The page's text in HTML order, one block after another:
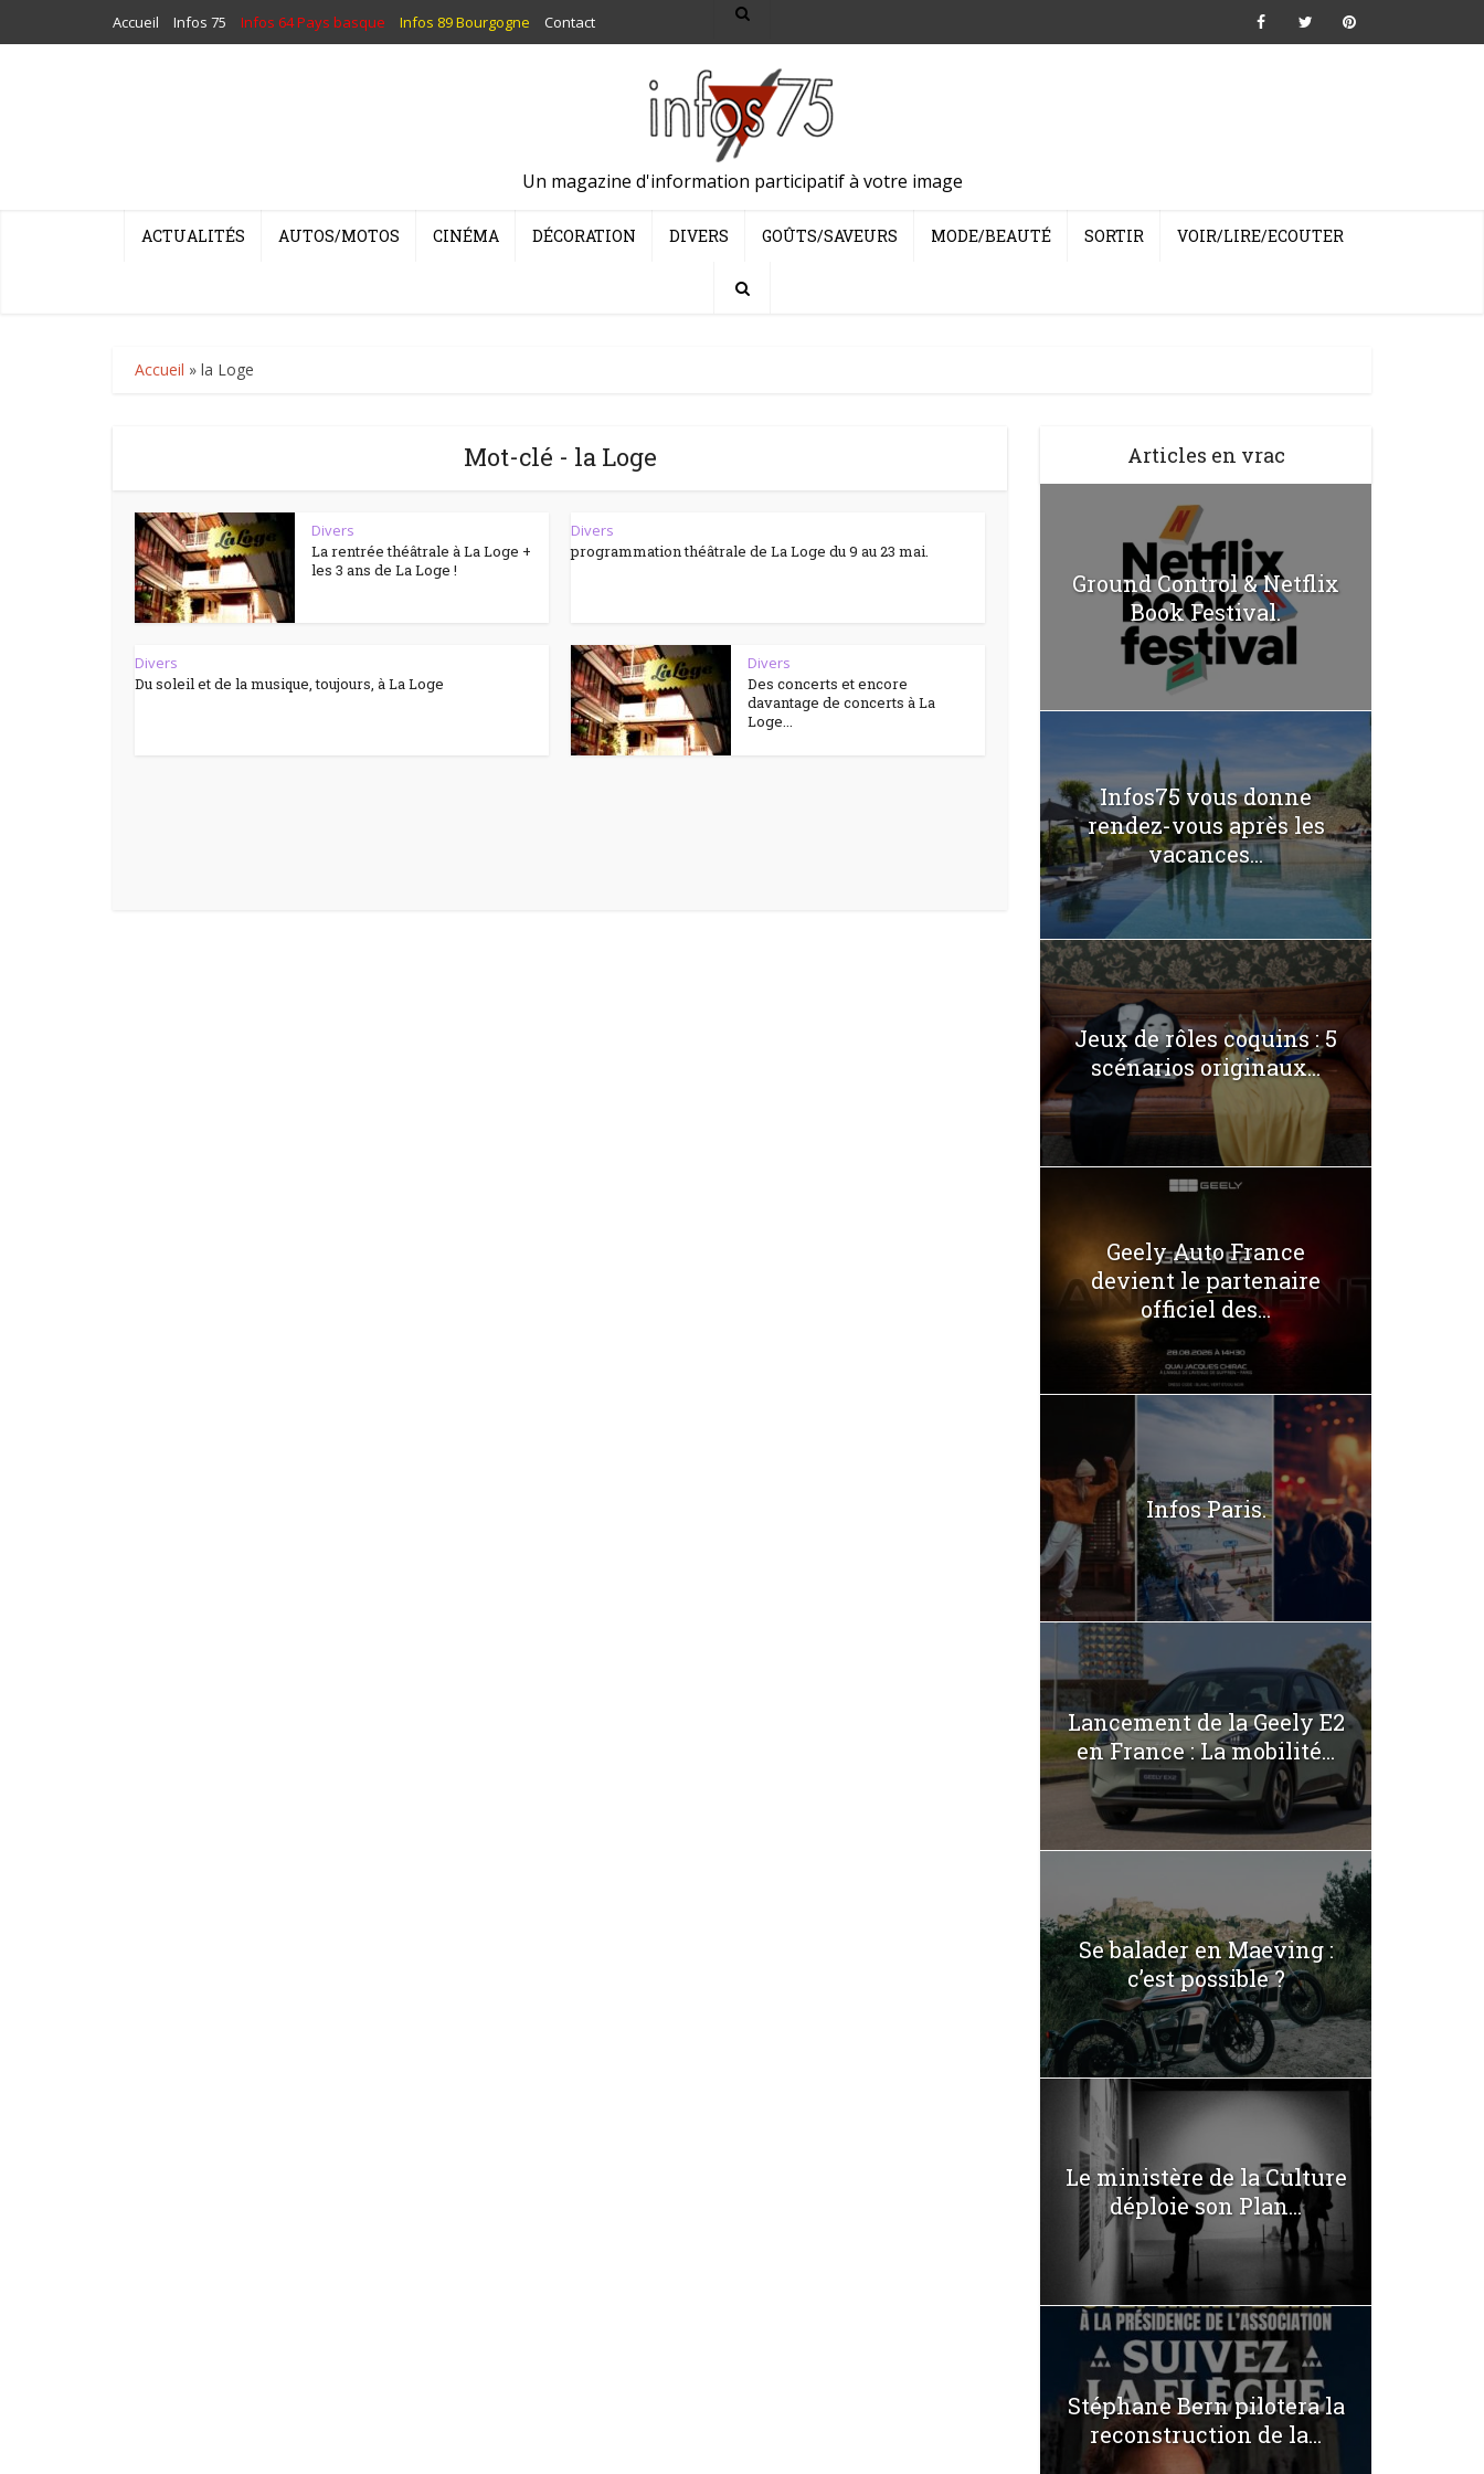
Accueil Infos 75 Infos 64 Pays basque Infos 89 Bourgogne Contact
Un magazine d'information participatif à votre image
ACTUALITÉS AUTOS/MOTOS CINÉMA DÉCORATION DIVERS GOÛTS/SAVEURS MODE/BEAUTÉ SORTIR VOIR/LIRE/ECOUTER
Accueil » la Loge
Mot-clé - la Loge
Divers
La rentrée théâtrale à La Loge +
les 3 ans de La Loge !
Divers
programmation théâtrale de La Loge du 9 au 23 mai.
Divers
Du soleil et de la musique, toujours, à La Loge
Divers
Des concerts et encore
davantage de concerts à La
Loge...
Articles en vrac
Ground Control & Netflix
Book Festival.
Infos75 vous donne
rendez-vous après les
vacances...
Jeux de rôles coquins : 5
scénarios originaux...
Geely Auto France
devient le partenaire
officiel des...
Infos Paris.
Lancement de la Geely E2
en France : La mobilité...
Se balader en Maeving :
c’est possible ?
Le ministère de la Culture
déploie son Plan...
Stéphane Bern pilotera la
reconstruction de la...